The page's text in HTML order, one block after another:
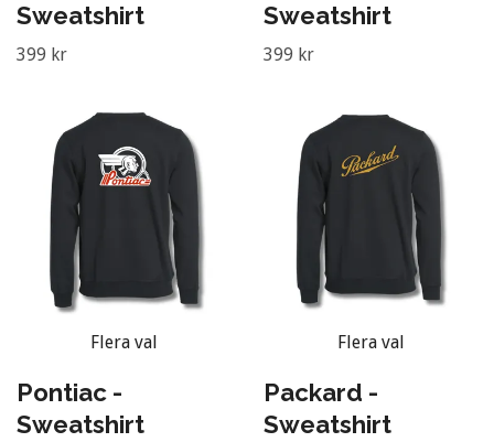
Sweatshirt
399 kr
Sweatshirt
399 kr
Flera val
Pontiac -
Sweatshirt
Flera val
Packard -
Sweatshirt